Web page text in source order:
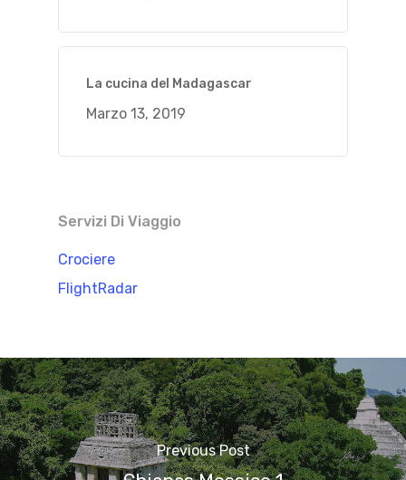
La cucina del Madagascar
Marzo 13, 2019
Servizi Di Viaggio
Crociere
FlightRadar
Previous Post